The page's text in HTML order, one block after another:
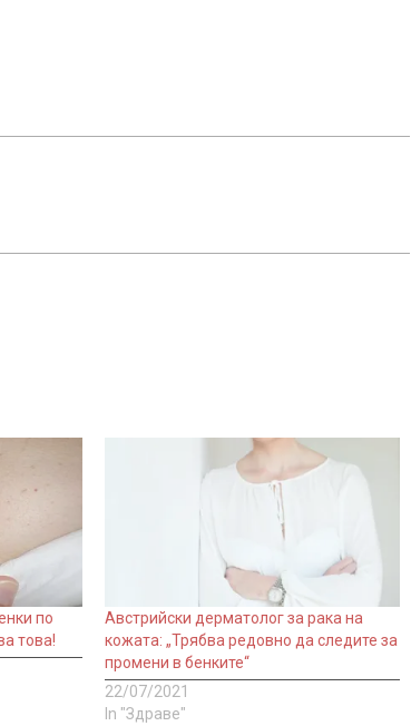
по
това!
Австрийски дерматолог за рака на
кожата: „Трябва редовно да следите за
промени в бенките“
22/07/2021
In "Здраве"